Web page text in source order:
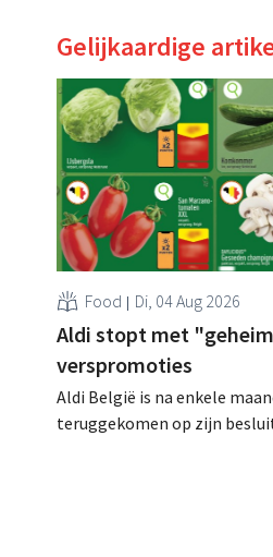
Gelijkaardige
Food Di, 04 Aug 2026
Aldi stopt met
verspromoties
Aldi België is na enkele
teruggekomen op zijn